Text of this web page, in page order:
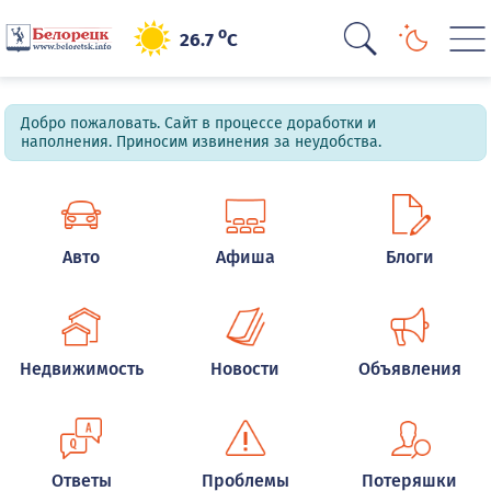
26.7oC
Добро пожаловать. Сайт в процессе доработки и
наполнения. Приносим извинения за неудобства.
Авто Афиша Блоги
Недвижимость Новости Объявления
Ответы Проблемы Потеряшки